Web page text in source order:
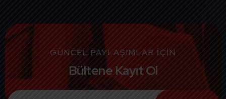
GÜNCEL PAYLAŞIMLAR İÇİN
Bültene Kayıt Ol